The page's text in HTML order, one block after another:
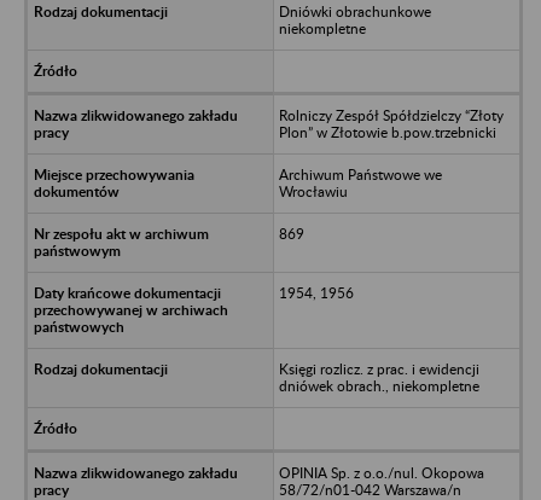
Dniówki obrachunkowe
niekompletne
Rolniczy Zespół Spółdzielczy “Złoty
Plon” w Złotowie b.pow.trzebnicki
Archiwum Państwowe we
Wrocławiu
869
1954, 1956
Księgi rozlicz. z prac. i ewidencji
dniówek obrach., niekompletne
OPINIA Sp. z o.o./nul. Okopowa
58/72/n01-042 Warszawa/n